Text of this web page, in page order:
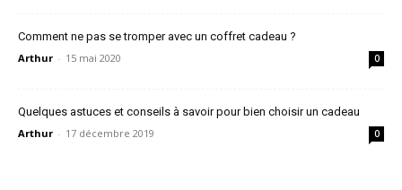
Comment ne pas se tromper avec un coffret cadeau ?
Arthur - 15 mai 2020 0
Quelques astuces et conseils à savoir pour bien choisir un cadeau
Arthur - 17 décembre 2019 0